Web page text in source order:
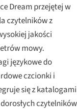
Dream przejętej w
czytelników z
jakości
mowy.
językowe do
czcionki i
się z katalogami
czytelników